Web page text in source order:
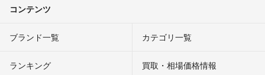
コンテンツ
ブランド一覧 カテゴリ一覧
ランキング 買取・相場価格情報